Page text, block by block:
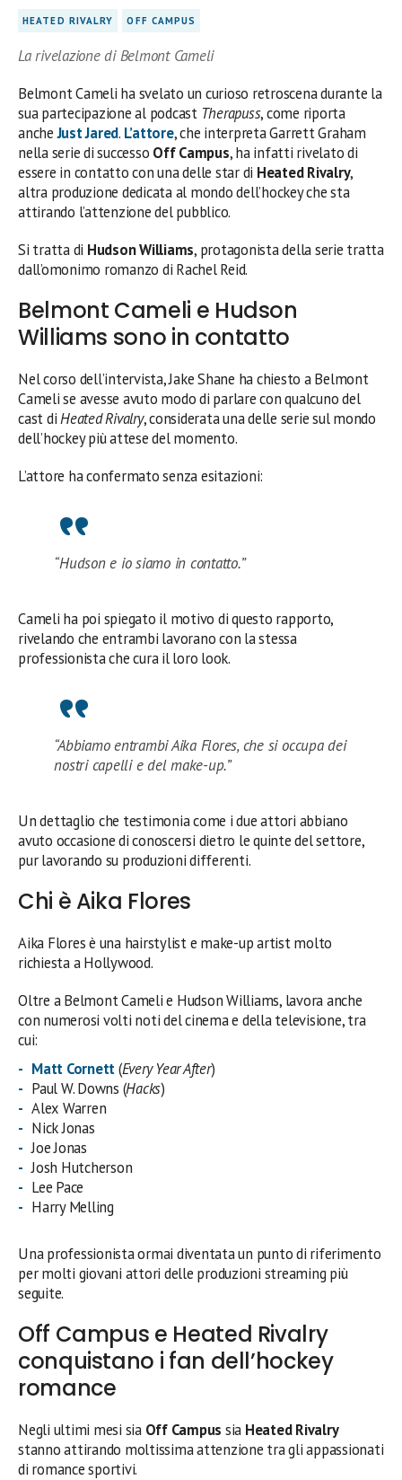
HEATED RIVALRY OFF CAMPUS
La rivelazione di Belmont Cameli
Belmont Cameli ha svelato un curioso retroscena durante la
sua partecipazione al podcast Therapuss, come riporta
ancheJust Jared. L’attore, che interpreta Garrett Graham
nella serie di successo Off Campus, ha infatti rivelato di
essere in contatto con una delle star di Heated Rivalry,
altra produzione dedicata al mondo dell’hockey che sta
attirando l’attenzione del pubblico.
Si tratta di Hudson Williams, protagonista della serie tratta
dall’omonimo romanzo di Rachel Reid.
Belmont Cameli e Hudson
Williams sono in contatto
Nel corso dell’intervista, Jake Shane ha chiesto a Belmont
Cameli se avesse avuto modo di parlare con qualcuno del
cast diHeated Rivalry, considerata una delle serie sul mondo
dell’hockey più attese del momento.
L’attore ha confermato senza esitazioni:
“Hudson e io siamo in contatto.”
Cameli ha poi spiegato il motivo di questo rapporto,
rivelando che entrambi lavorano con la stessa
professionista che cura il loro look.
“Abbiamo entrambi Aika Flores, che si occupa dei
nostri capelli e del make-up.”
Un dettaglio che testimonia come i due attori abbiano
avuto occasione di conoscersi dietro le quinte del settore,
pur lavorando su produzioni differenti.
Chi è Aika Flores
Aika Flores è una hairstylist e make-up artist molto
richiesta a Hollywood.
Oltre a Belmont Cameli e Hudson Williams, lavora anche
con numerosi volti noti del cinema e della televisione, tra
cui:
Matt Cornett(Every Year After)
Paul W. Downs (Hacks)
Alex Warren
Nick Jonas
Joe Jonas
Josh Hutcherson
Lee Pace
Harry Melling
Una professionista ormai diventata un punto di riferimento
per molti giovani attori delle produzioni streaming più
seguite.
Off Campus e Heated Rivalry
conquistano i fan dell’hockey
romance
Negli ultimi mesi sia Off Campus sia Heated Rivalry
stanno attirando moltissima attenzione tra gli appassionati
di romance sportivi.